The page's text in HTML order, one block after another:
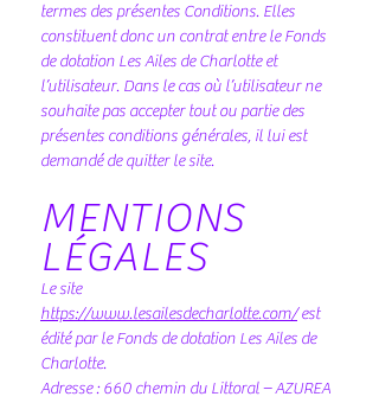
termes des présentes Conditions. Elles
constituent donc un contrat entre le Fonds
de dotation Les Ailes de Charlotte et
l’utilisateur. Dans le cas où l’utilisateur ne
souhaite pas accepter tout ou partie des
présentes conditions générales, il lui est
demandé de quitter le site.
MENTIONS
LÉGALES
Le site
https://www.lesailesdecharlotte.com/est
édité par le Fonds de dotation Les Ailes de
Charlotte.
Adresse : 660 chemin du Littoral – AZUREA